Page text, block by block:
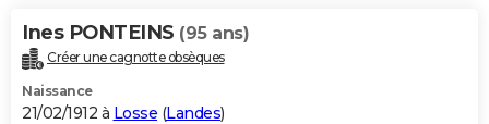
Ines PONTEINS (95 ans)
Créer une cagnotte obsèques
Naissance
21/02/1912 à Losse (Landes)